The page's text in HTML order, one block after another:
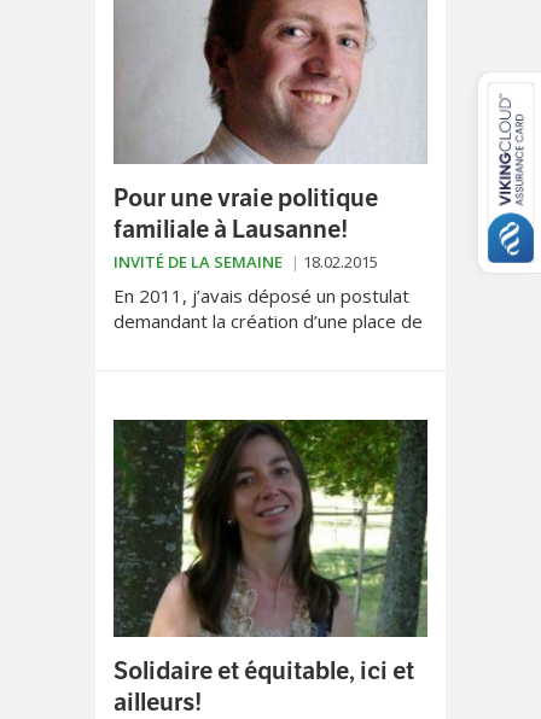
Pour une vraie politique
familiale à Lausanne!
INVITÉ DE LA SEMAINE 18.02.2015
En 2011, j’avais déposé un postulat
demandant la création d’une place de
Solidaire et équitable, ici et
ailleurs!